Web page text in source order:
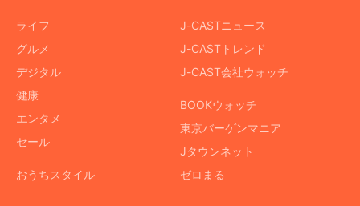
ライフ
グルメ
デジタル
健康
エンタメ
セール
おうちスタイル
J-CASTニュース
J-CASTトレンド
J-CAST会社ウォッチ
BOOKウォッチ
東京バーゲンマニア
Jタウンネット
ゼロまる